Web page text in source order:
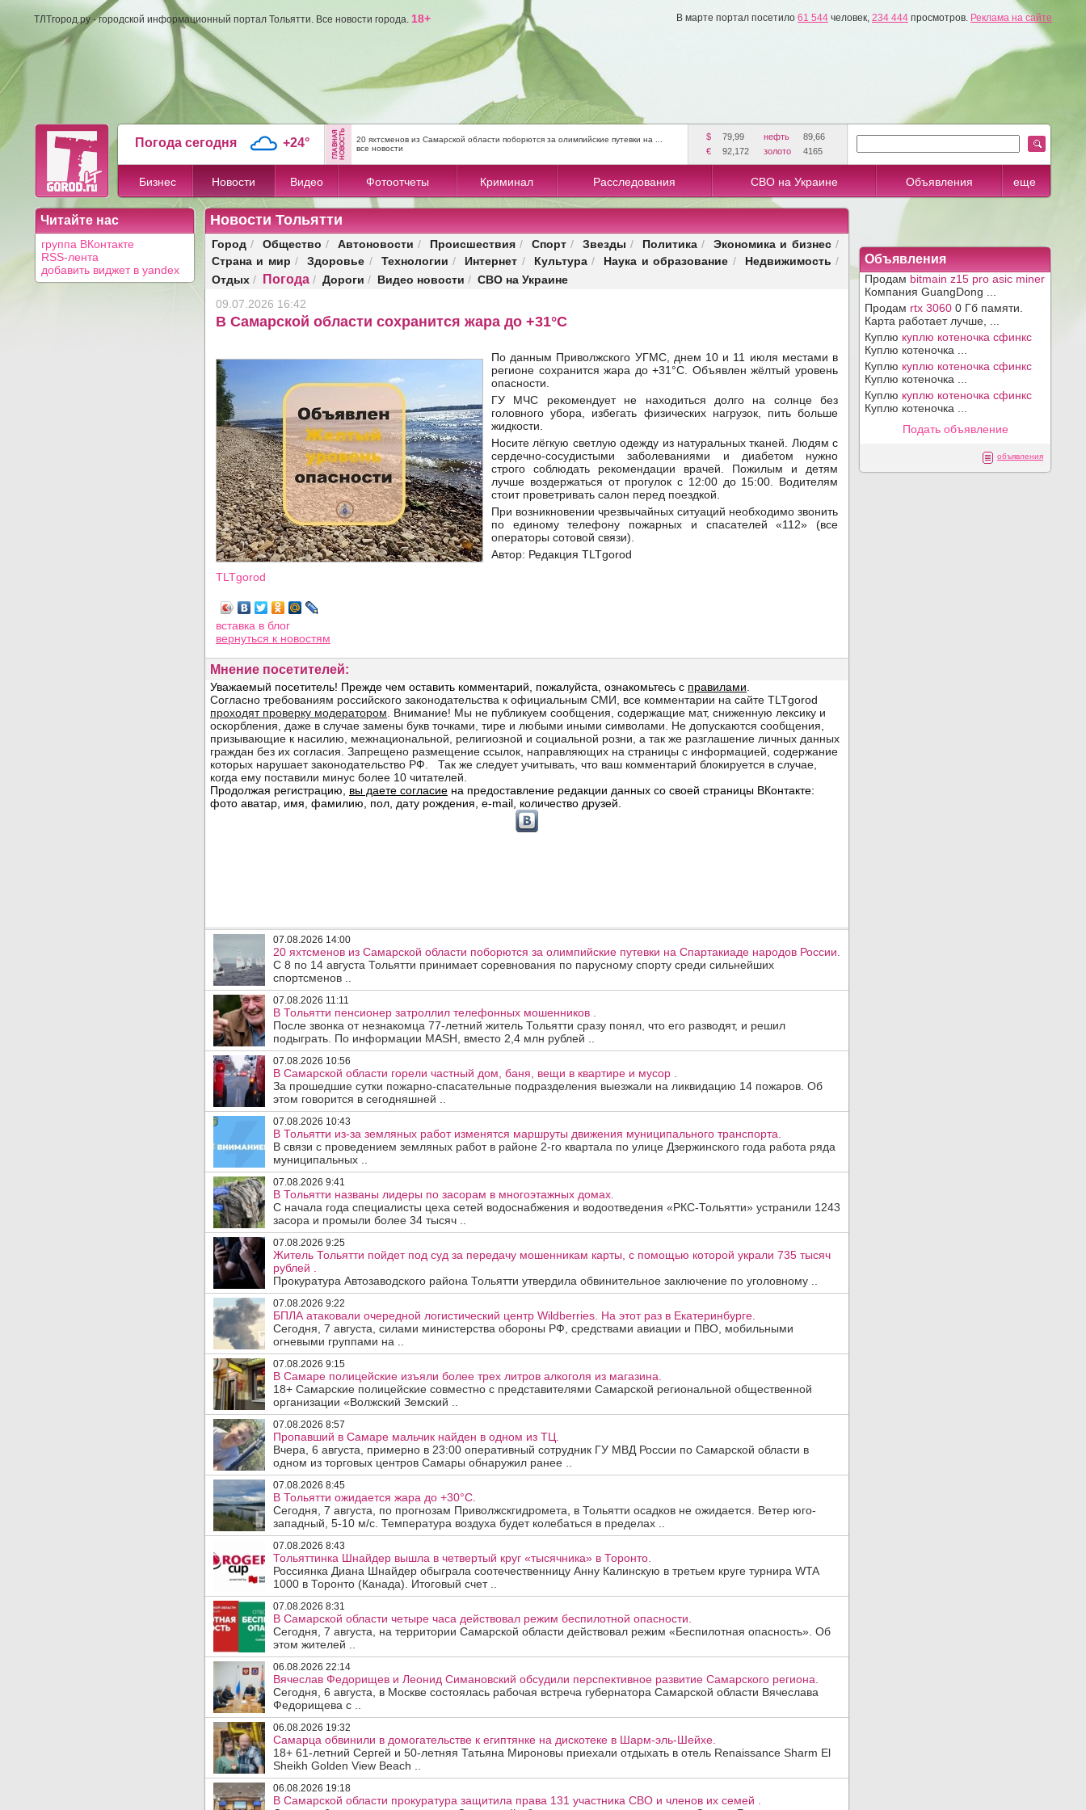
ТЛТгород.ру - городской информационный портал Тольятти. Все новости города. 18+ В марте портал посетило 61 544 человек, 234 444 просмотров. Реклама на сайте
Погода сегодня +24°
20 яхтсменов из Самарской области поборются за олимпийские путевки на ...
все новости
$ 79,99 нефть
89,66
€
92,172 золото 4165
Бизнес Новости Видео Фотоотчеты Криминал Расследования СВО на Украине Объявления еще
Читайте нас
группа ВКонтакте
RSS-лента
добавить виджет в yandex
Новости Тольятти
Город / Общество / Автоновости / Происшествия / Спорт / Звезды / Политика / Экономика и бизнес/
Страна и мир / Здоровье / Технологии / Интернет / Культура/ Наука и образование / Недвижимость /
Отдых / Погода / Дороги / Видео новости / СВО на Украине
09.07.2026 16:42
В Самарской области сохранится жара до +31°С
По данным Приволжского УГМС, днем 10 и 11 июля местами в
регионе сохранится жара до +31°С. Объявлен жёлтый уровень
опасности.
ГУ МЧС рекомендует не находиться долго на солнце без
головного убора, избегать физических нагрузок, пить больше
жидкости.
Носите лёгкую светлую одежду из натуральных тканей. Людям с
сердечно-сосудистыми заболеваниями и диабетом нужно
строго соблюдать рекомендации врачей. Пожилым и детям
лучше воздержаться от прогулок с 12:00 до 15:00. Водителям
стоит проветривать салон перед поездкой.
При возникновении чрезвычайных ситуаций необходимо звонить
по единому телефону пожарных и спасателей «112» (все
операторы сотовой связи).
Автор: Редакция TLTgorod
TLTgorod
вставка в блог
вернуться к новостям
Мнение посетителей:
07.08.2026 14:00
20 яхтсменов из Самарской области поборются за олимпийские путевки на Спартакиаде народов России.
С 8 по 14 августа Тольятти принимает соревнования по парусному спорту среди сильнейших
спортсменов ..
07.08.2026 11:11
В Тольятти пенсионер затроллил телефонных мошенников .
После звонка от незнакомца 77-летний житель Тольятти сразу понял, что его разводят, и решил
подыграть. По информации MASH, вместо 2,4 млн рублей ..
07.08.2026 10:56
В Самарской области горели частный дом, баня, вещи в квартире и мусор .
За прошедшие сутки пожарно-спасательные подразделения выезжали на ликвидацию 14 пожаров. Об
этом говорится в сегодняшней ..
07.08.2026 10:43
В Тольятти из-за земляных работ изменятся маршруты движения муниципального транспорта.
В связи с проведением земляных работ в районе 2-го квартала по улице Дзержинского года работа ряда
муниципальных ..
07.08.2026 9:41
В Тольятти названы лидеры по засорам в многоэтажных домах.
С начала года специалисты цеха сетей водоснабжения и водоотведения «РКС-Тольятти» устранили 1243
засора и промыли более 34 тысяч ..
07.08.2026 9:25
Житель Тольятти пойдет под суд за передачу мошенникам карты, с помощью которой украли 735 тысяч
рублей .
Прокуратура Автозаводского района Тольятти утвердила обвинительное заключение по уголовному ..
07.08.2026 9:22
БПЛА атаковали очередной логистический центр Wildberries. На этот раз в Екатеринбурге.
Сегодня, 7 августа, силами министерства обороны РФ, средствами авиации и ПВО, мобильными
огневыми группами на ..
07.08.2026 9:15
В Самаре полицейские изъяли более трех литров алкоголя из магазина.
18+ Самарские полицейские совместно с представителями Самарской региональной общественной
организации «Волжский Земский ..
07.08.2026 8:57
Пропавший в Самаре мальчик найден в одном из ТЦ.
Вчера, 6 августа, примерно в 23:00 оперативный сотрудник ГУ МВД России по Самарской области в
одном из торговых центров Самары обнаружил ранее ..
07.08.2026 8:45
В Тольятти ожидается жара до +30°C.
Сегодня, 7 августа, по прогнозам Приволжскгидромета, в Тольятти осадков не ожидается. Ветер юго-
западный, 5-10 м/с. Температура воздуха будет колебаться в пределах ..
07.08.2026 8:43
Тольяттинка Шнайдер вышла в четвертый круг «тысячника» в Торонто.
Россиянка Диана Шнайдер обыграла соотечественницу Анну Калинскую в третьем круге турнира WTA
1000 в Торонто (Канада). Итоговый счет ..
07.08.2026 8:31
В Самарской области четыре часа действовал режим беспилотной опасности.
Сегодня, 7 августа, на территории Самарской области действовал режим «Беспилотная опасность». Об
этом жителей ..
06.08.2026 22:14
Вячеслав Федорищев и Леонид Симановский обсудили перспективное развитие Самарского региона.
Сегодня, 6 августа, в Москве состоялась рабочая встреча губернатора Самарской области Вячеслава
Федорищева с ..
06.08.2026 19:32
Самарца обвинили в домогательстве к египтянке на дискотеке в Шарм-эль-Шейхе.
18+ 61-летний Сергей и 50-летняя Татьяна Мироновы приехали отдыхать в отель Renaissance Sharm El
Sheikh Golden View Beach ..
06.08.2026 19:18
В Самарской области прокуратура защитила права 131 участника СВО и членов их семей .
Объявления
Продам bitmain z15 pro asic miner
Компания GuangDong ...
Продам rtx 3060 0 Гб памяти.
Карта работает лучше, ...
Куплю куплю котеночка сфинкс
Куплю котеночка ...
Куплю куплю котеночка сфинкс
Куплю котеночка ...
Куплю куплю котеночка сфинкс
Куплю котеночка ...
Подать объявление
объявления